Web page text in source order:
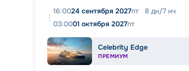
16:0024 сентября 2027пт 8 дн/7 нч
03:0001 октября 2027пт
Celebrity Edge
ПРЕМИУМ